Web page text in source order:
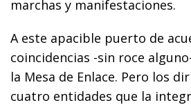
marchas y manifestaciones.
A este apacible puerto de
coincidencias -sin roce
la Mesa de Enlace. Pero los
cuatro entidades que la